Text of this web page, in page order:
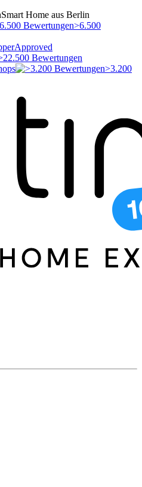
Smart Home aus Berlin
>6.500
Bewertungen
>3.200